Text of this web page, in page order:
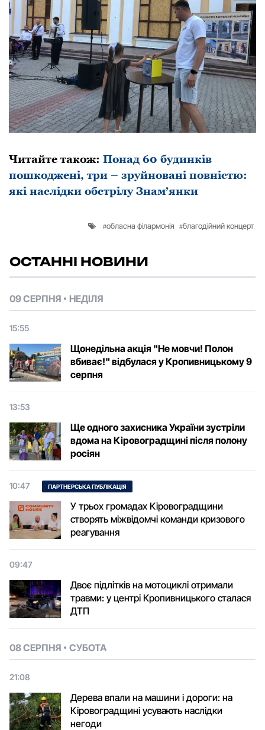
Читайте також: Понад 60 будинків
пошкоджені, три – зруйновані повністю:
які наслідки обстрілу Знам’янки
обласна філармонія благодійний концерт
ОСТАННІ НОВИНИ
09 СЕРПНЯ НЕДІЛЯ
15:55
Щонедільна акція "Не мовчи! Полон
вбиває!" відбулася у Кропивницькому 9
серпня
13:53
Ще одного захисника України зустріли
вдома на Кіровоградщині після полону
росіян
10:47 ПАРТНЕРСЬКА ПУБЛІКАЦІЯ
У трьох громадах Кіровоградщини
створять міжвідомчі команди кризового
реагування
09:47
Двоє підлітків на мотоциклі отримали
травми: у центрі Кропивницького сталася
ДТП
08 СЕРПНЯ СУБОТА
21:08
Дерева впали на машини і дороги: на
Кіровоградщині усувають наслідки
негоди